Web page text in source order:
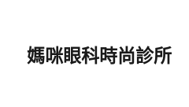
媽咪眼科時尚診所